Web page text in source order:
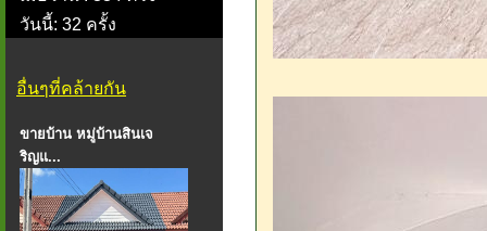
วันนี้: 32 ครั้ง
อื่นๆที่คล้ายกัน
ขายบ้าน หมู่บ้านสินเจ
ริญแ...